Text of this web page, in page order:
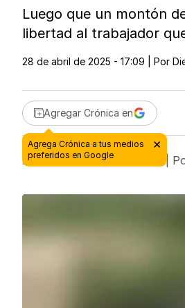
Luego que un montón
libertad al trabajador
28 de abril de 2025 - 17:09 | Por
Agregar Crónica en
28 de abril de 2025 - 17:09 |